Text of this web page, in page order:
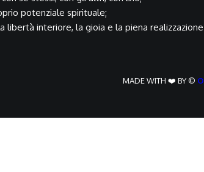
potenziale spirituale;
libertà interiore, la gioia e la piena realizzazione
MADE WITH ❤️ BY © O